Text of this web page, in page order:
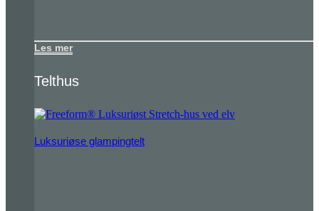
Les mer
Telthus
Luksuriøse glampingtelt